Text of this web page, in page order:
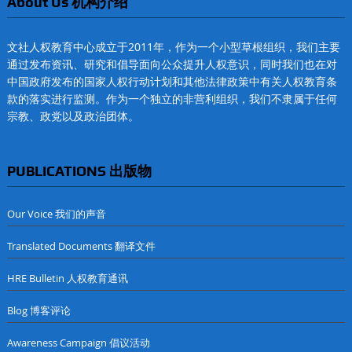
文社人权教育中心成立于2011年，作为一个小型草根组织，我们主要
通过发布资讯、研究和倡导面向公众提升人权意识，同时我们也在对
中国政府发布的国家人权行动计划和其他法律政策中有关人权教育条
款的落实进行监测。作为一个独立的非营利组织，我们不隶属于任何
宗教、政党以及政治团体。
PUBLICATIONS 出版物
Our Voice 我们的声音
Translated Documents 翻译文件
HRE Bulletin 人权教育通讯
Blog 博客评论
Awareness Campaign 倡议活动